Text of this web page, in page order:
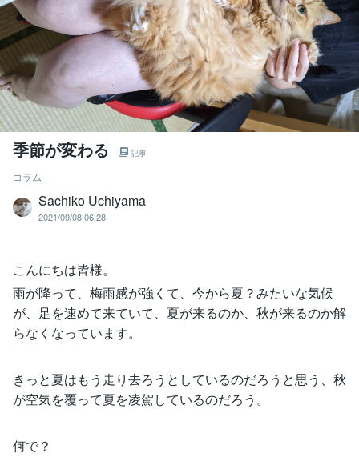
季節が変わる 記事
コラム
Sachiko Uchiyama
2021/09/08 06:28
こんにちは皆様。
雨が降って、梅雨感が強くて、今から夏？みたいな気候
が、足を速めて来ていて、夏が来るのか、秋が来るのか解
らなくなっています。
きっと夏はもう走り去ろうとしているのだろうと思う、秋
が空気を覆って夏を凌駕しているのだろう。
何で？